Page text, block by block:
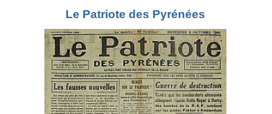
Le Patriote des Pyrénées